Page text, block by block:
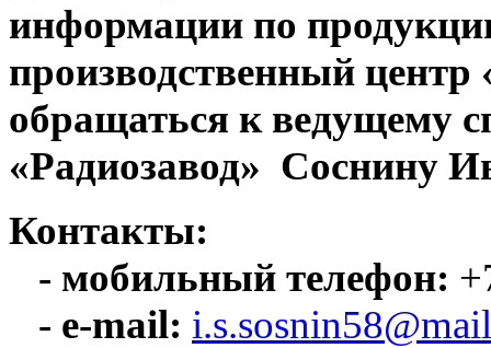
информации по
производственный
обращаться к ведущему
«Радиозавод» Соснину
Контакты:
- мобильный телефон:
- e-mail: